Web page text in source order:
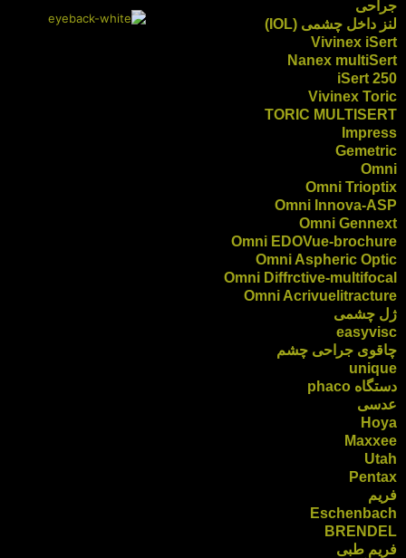
جراحی
لنز داخل چشمی (IOL)
Vivinex iSert
Nanex multiSert
iSert 250
Vivinex Toric
TORIC MULTISERT
Impress
Gemetric
Omni
Omni Trioptix
Omni Innova-ASP
Omni Gennext
Omni EDOVue-brochure
Omni Aspheric Optic
Omni Diffrctive-multifocal
Omni Acrivuelitracture
ژل چشمی
easyvisc
چاقوی جراحی چشم
unique
دستگاه phaco
عدسی
Hoya
Maxxee
Utah
Pentax
فریم
Eschenbach
BRENDEL
فریم طبی